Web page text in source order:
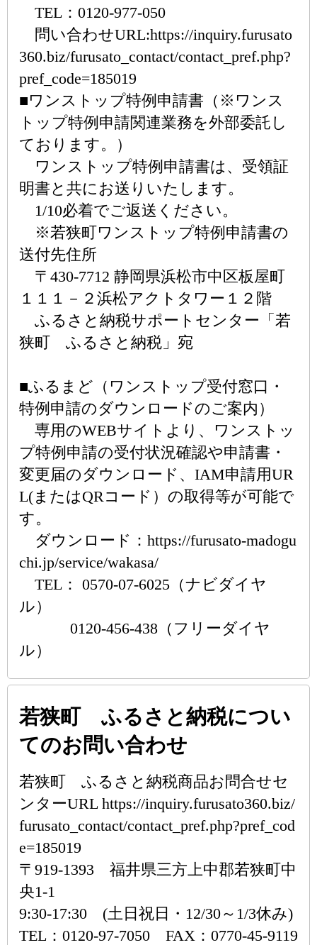
TEL：0120-977-050
問い合わせURL:https://inquiry.furusato
360.biz/furusato_contact/contact_pref.php?
pref_code=185019
■ワンストップ特例申請書（※ワンス
トップ特例申請関連業務を外部委託し
ております。）
ワンストップ特例申請書は、受領証
明書と共にお送りいたします。
1/10必着でご返送ください。
※若狭町ワンストップ特例申請書の
送付先住所
〒430-7712 静岡県浜松市中区板屋町
１１１－２浜松アクトタワー１２階
ふるさと納税サポートセンター「若
狭町 ふるさと納税」宛
■ふるまど（ワンストップ受付窓口・
特例申請のダウンロードのご案内）
専用のWEBサイトより、ワンストッ
プ特例申請の受付状況確認や申請書・
変更届のダウンロード、IAM申請用UR
L(またはQRコード）の取得等が可能で
す。
ダウンロード：https://furusato-madogu
chi.jp/service/wakasa/
TEL： 0570-07-6025（ナビダイヤ
ル）
0120-456-438（フリーダイヤ
ル）
若狭町 ふるさと納税につい
てのお問い合わせ
若狭町 ふるさと納税商品お問合せセ
ンターURL https://inquiry.furusato360.biz/
furusato_contact/contact_pref.php?pref_cod
e=185019
〒919-1393 福井県三方上中郡若狭町中
央1-1
9:30-17:30 (土日祝日・12/30～1/3休み)
TEL：0120-97-7050 FAX：0770-45-9119